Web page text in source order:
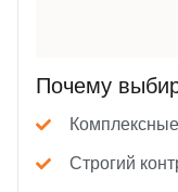
Почему
Строгий